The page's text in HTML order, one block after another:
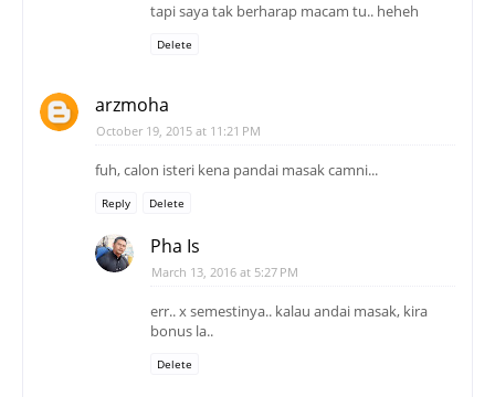
tapi saya tak berharap macam tu.. heheh
Delete
arzmoha
October 19, 2015 at 11:21 PM
fuh, calon isteri kena pandai masak camni...
Reply Delete
Pha Is
March 13, 2016 at 5:27 PM
err.. x semestinya.. kalau andai masak, kira
bonus la..
Delete